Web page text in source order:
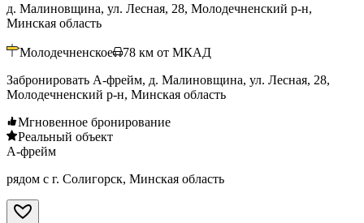
д. Малиновщина, ул. Лесная, 28, Молодечненский р-н,
Минская область
Молодечненское 78 км от МКАД
Забронировать А-фрейм, д. Малиновщина, ул. Лесная, 28,
Молодечненский р-н, Минская область
Мгновенное бронирование
Реальный объект
А-фрейм
рядом с г. Солигорск, Минская область